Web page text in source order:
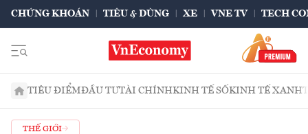
CHỨNG KHOÁN TIÊU & DÙNG XE VNE TV TECH
TIÊU ĐIỂMĐẦU TƯTÀI CHÍNHKINH TẾ SỐKINH TẾ XANH
THẾ GIỚI